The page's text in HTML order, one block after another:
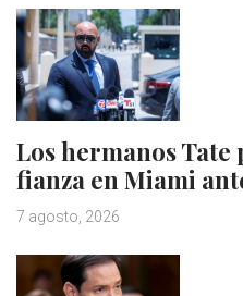
Los hermanos
fianza en Miami
7 agosto, 2026